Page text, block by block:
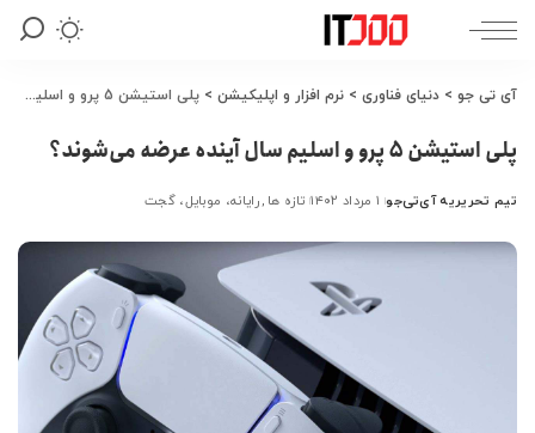
آی تی جو > دنیای فناوری > نرم افزار و اپلیکیشن > پلی استیشن 5 پرو و اسلیم سال آینده عرضه می‌شوند؟
پلی استیشن 5 پرو و اسلیم سال آینده عرضه می‌شوند؟
ارسال
توسط
تیم تحریریه آی‌تی‌جو ۱ مرداد ۱۴۰۲ تازه ها رایانه، موبایل، گجت